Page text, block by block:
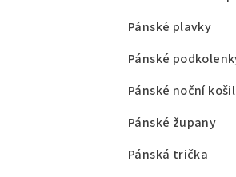
Pánské plavky
Pánské
Pánské noční
Pánské župany
Pánská trička